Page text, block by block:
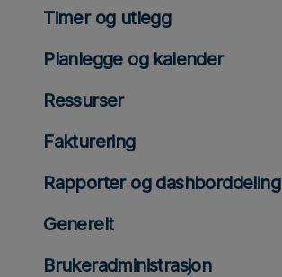
Timer og utlegg
Planlegge og kalender
Ressurser
Fakturering
Rapporter og dashborddeling
Generelt
Brukeradministrasjon